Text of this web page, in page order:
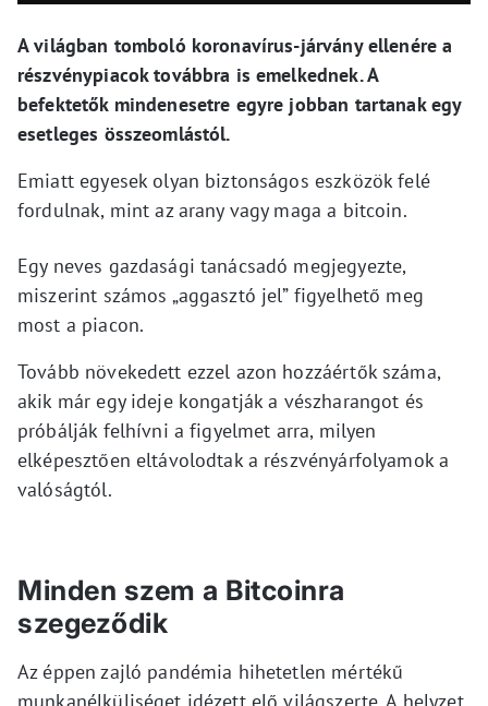
A világban tomboló koronavírus-járvány ellenére a
részvénypiacok továbbra is emelkednek. A
befektetők mindenesetre egyre jobban tartanak egy
esetleges összeomlástól.
Emiatt egyesek olyan biztonságos eszközök felé
fordulnak, mint az arany vagy maga a bitcoin.
Egy neves gazdasági tanácsadó megjegyezte,
miszerint számos „aggasztó jel” figyelhető meg
most a piacon.
Tovább növekedett ezzel azon hozzáértők száma,
akik már egy ideje kongatják a vészharangot és
próbálják felhívni a figyelmet arra, milyen
elképesztően eltávolodtak a részvényárfolyamok a
valóságtól.
Minden szem a Bitcoinra
szegeződik
Az éppen zajló pandémia hihetetlen mértékű